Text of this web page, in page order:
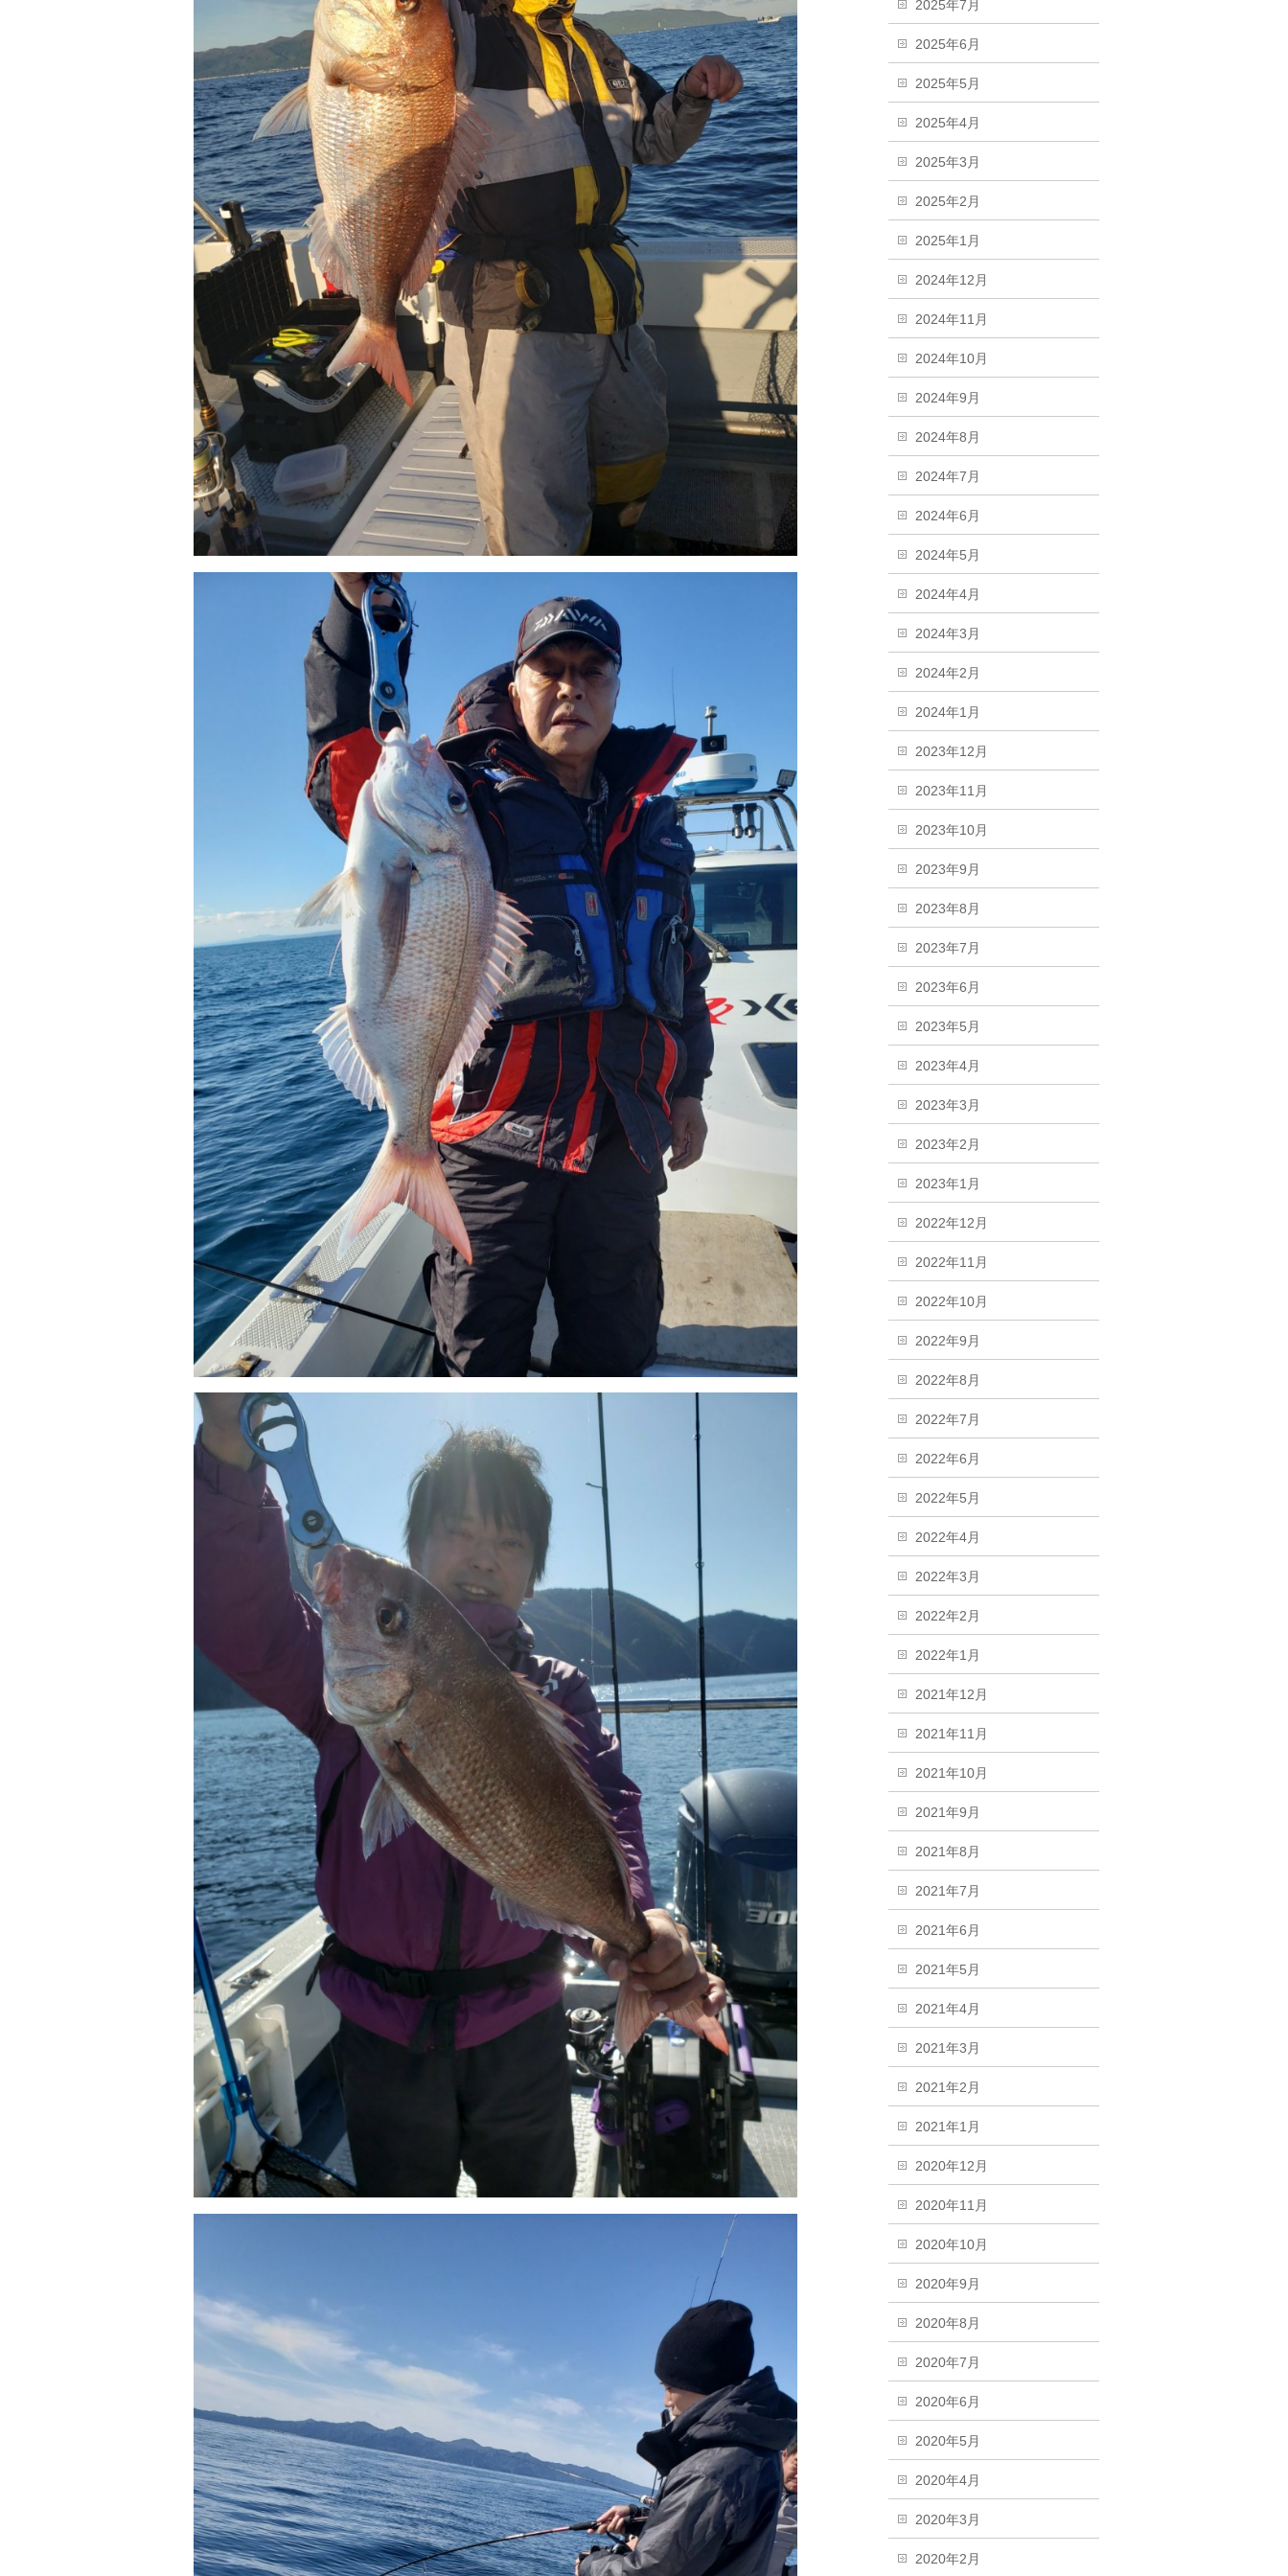
2025年7月
2025年6月
2025年5月
2025年4月
2025年3月
2025年2月
2025年1月
2024年12月
2024年11月
2024年10月
2024年9月
2024年8月
2024年7月
2024年6月
2024年5月
2024年4月
2024年3月
2024年2月
2024年1月
2023年12月
2023年11月
2023年10月
2023年9月
2023年8月
2023年7月
2023年6月
2023年5月
2023年4月
2023年3月
2023年2月
2023年1月
2022年12月
2022年11月
2022年10月
2022年9月
2022年8月
2022年7月
2022年6月
2022年5月
2022年4月
2022年3月
2022年2月
2022年1月
2021年12月
2021年11月
2021年10月
2021年9月
2021年8月
2021年7月
2021年6月
2021年5月
2021年4月
2021年3月
2021年2月
2021年1月
2020年12月
2020年11月
2020年10月
2020年9月
2020年8月
2020年7月
2020年6月
2020年5月
2020年4月
2020年3月
2020年2月